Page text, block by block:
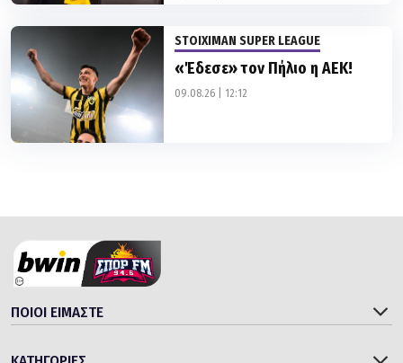
STOIXIMAN SUPER LEAGUE
«Έδεσε» τον Πήλιο η ΑΕΚ!
09.08.26 | 12:12
ΠΟΙΟΙ ΕΙΜΑΣΤΕ